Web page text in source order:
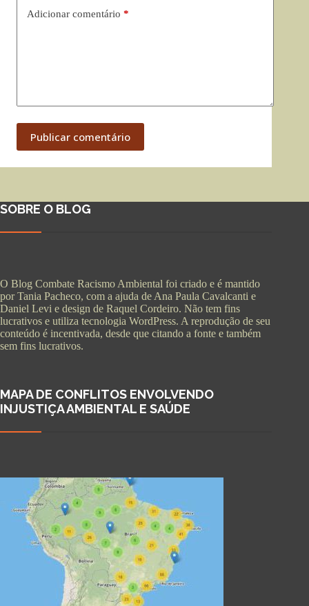
Adicionar comentário *
Publicar comentário
SOBRE O BLOG
O Blog Combate Racismo Ambiental foi criado e é mantido
por Tania Pacheco, com a ajuda de Ana Paula Cavalcanti e
Daniel Levi e design de Raquel Cordeiro. Não tem fins
lucrativos e utiliza tecnologia WordPress. A reprodução de seu
conteúdo é incentivada, desde que citando a fonte e também
sem fins lucrativos.
MAPA DE CONFLITOS ENVOLVENDO
INJUSTIÇA AMBIENTAL E SAÚDE